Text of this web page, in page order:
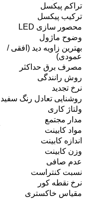
تراکم پیکسل
ترکیب پیکسل
محصور سازی LED
وضوح ماژول
بهترین زاویه دید (افقی /
عمودی)
مصرف برق حداکثر
روش رانندگی
نرخ تجدید
روشنایی تعادل رنگ سفید
ولتاژ کاری
مدار مجتمع
مواد کابینت
اندازه کابینت
وزن کابینت
عدم صافی
نسبت کنتراست
نرخ نقطه کور
مقیاس خاکستری